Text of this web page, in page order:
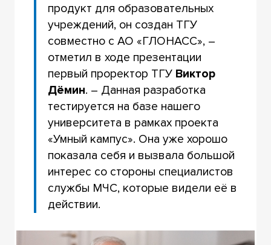
продукт для образовательных
учреждений, он создан ТГУ
совместно с АО «ГЛОНАСС», –
отметил в ходе презентации
первый проректор ТГУ Виктор
Дёмин. – Данная разработка
тестируется на базе нашего
университета в рамках проекта
«Умный кампус». Она уже хорошо
показала себя и вызвала большой
интерес со стороны специалистов
службы МЧС, которые видели её в
действии.